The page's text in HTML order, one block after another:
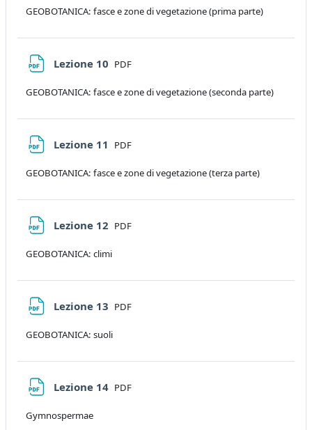
GEOBOTANICA: fasce e zone di vegetazione (prima parte)
Lezione 10 File
PDF
GEOBOTANICA: fasce e zone di vegetazione (seconda parte)
Lezione 11 File
PDF
GEOBOTANICA: fasce e zone di vegetazione (terza parte)
Lezione 12 File
PDF
GEOBOTANICA: climi
Lezione 13 File
PDF
GEOBOTANICA: suoli
Lezione 14 File
PDF
Gymnospermae